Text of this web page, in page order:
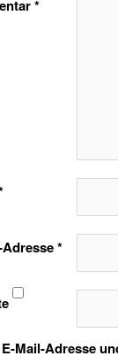
*
*
E-Mail-Adresse